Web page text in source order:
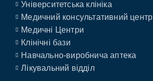
Університетська клініка
Медичний консультативний центр
Медичні Центри
Клінічні бази
Навчально-виробнича аптека
Лікувальний відділ